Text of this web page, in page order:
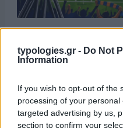
typologies.gr - Do Not
Information
If you wish to opt-out of the
processing of your
targeted advertising by us,
section to confirm your